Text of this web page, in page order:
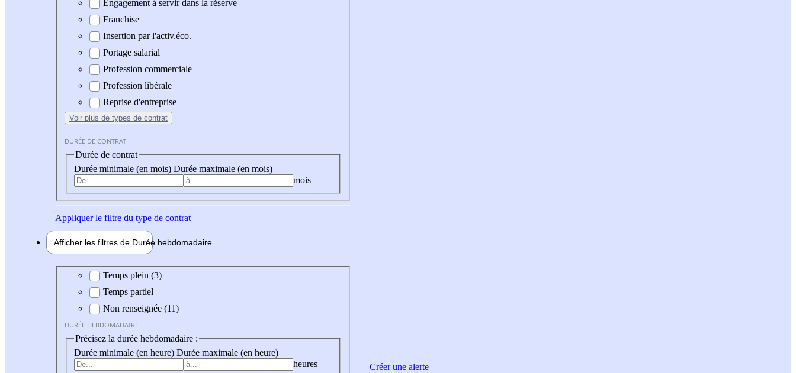
Engagement à servir dans la réserve
Franchise
Insertion par l'activ.éco.
Portage salarial
Profession commerciale
Profession libérale
Reprise d'entreprise
Voir plus de types de contrat
DURÉE DE CONTRAT
Durée de contrat
Durée minimale (en mois) Durée maximale (en mois)
mois
Appliquerle filtre du type de contrat
Afficher les filtres de Durée hebdomadaire
Durée hebdomadaire
Temps plein (3)
Temps partiel
Non renseignée (11)
DURÉE HEBDOMADAIRE
Précisez la durée hebdomadaire :
Durée minimale (en heure) Durée maximale (en heure)
heures
Créer une alerte